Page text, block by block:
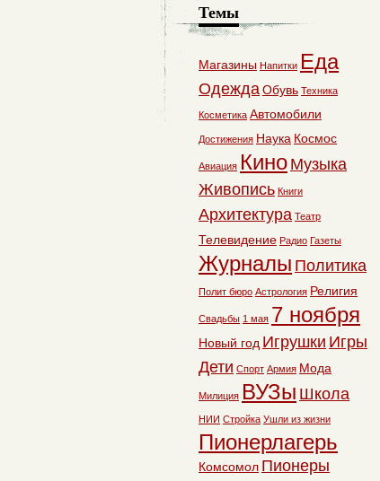
Темы
Магазины Напитки Еда
ОдеждаОбувь Техника
Косметика Автомобили
Достижения Наука Космос
Авиация Кино Музыка
Живопись Книги
Архитектура Театр
Телевидение Радио Газеты
Журналы Политика
Полит бюро Астрология Религия
Свадьбы 1 мая 7 ноября
Новый год Игрушки Игры
Дети Спорт Армия Мода
Милиция ВУЗы Школа
НИИ Стройка Ушли из жизни
Пионерлагерь
Комсомол Пионеры